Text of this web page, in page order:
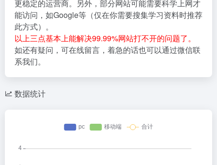
更稳定的运营商。另外，部分网站可能需要科学上网才
能访问，如Google等（仅在你需要搜集学习资料时推荐
此方式）。
以上三点基本上能解决99.99%网站打不开的问题了。
如还有疑问，可在线留言，着急的话也可以通过微信联
系我们。
数据统计